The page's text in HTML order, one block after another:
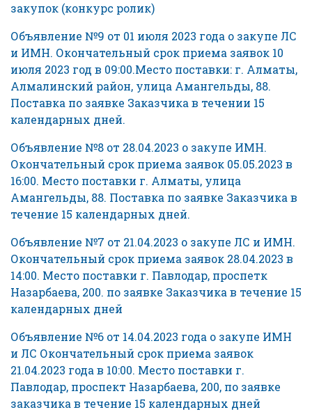
закупок (конкурс ролик)
Объявление №9 от 01 июля 2023 года о закупе ЛС
и ИМН. Окончательный срок приема заявок 10
июля 2023 год в 09:00.Место поставки: г. Алматы,
Алмалинский район, улица Амангельды, 88.
Поставка по заявке Заказчика в течении 15
календарных дней.
Объявление №8 от 28.04.2023 о закупе ИМН.
Окончательный срок приема заявок 05.05.2023 в
16:00. Место поставки г. Алматы, улица
Амангельды, 88. Поставка по заявке Заказчика в
течение 15 календарных дней.
Объявление №7 от 21.04.2023 о закупе ЛС и ИМН.
Окончательный срок приема заявок 28.04.2023 в
14:00. Место поставки г. Павлодар, проспетк
Назарбаева, 200. по заявке Заказчика в течение 15
календарных дней
Объявление №6 от 14.04.2023 года о закупе ИМН
и ЛС Окончательный срок приема заявок
21.04.2023 года в 10:00. Место поставки г.
Павлодар, проспект Назарбаева, 200, по заявке
заказчика в течение 15 календарных дней